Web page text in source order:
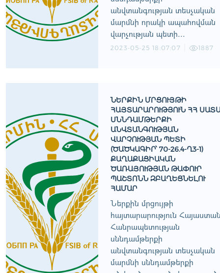
անվտանգության տեսչական
մարմնի որակի ապահովման
վարչության պետի...
2023-05-25 18:07:07 1887
ՆԵՐՔԻՆ ՄՐՑՈՒՅԹԻ
ՀԱՅՏԱՐԱՐՈՒԹՅՈՒՆ ՀՀ
ՍՆՆԴԱՄԹԵՐՔԻ
ԱՆՎՏԱՆԳՈՒԹՅԱՆ
ՎԱՐՉՈՒԹՅԱՆ ՊԵՏԻ
(ԾԱԾԿԱԳԻՐ՝ 70-26.4-Ղ3-1)
ՔԱՂԱՔԱՑԻԱԿԱՆ
ԾԱՌԱՅՈՒԹՅԱՆ ԹԱՓՈՒՐ
ՊԱՇՏՈՆՆ ԶԲԱՂԵՑՆԵԼՈՒ
ՀԱՄԱՐ
Ներքին մրցույթի
հայտարարություն
Հանրապետության
սննդամթերքի
անվտանգության տեսչական
մարմնի սննդամթերքի